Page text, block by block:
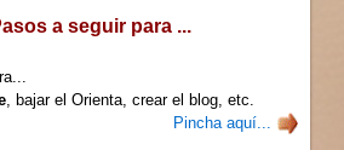
a seguir para ...
, bajar el Orienta, crear el blog, etc.
Pincha aquí...